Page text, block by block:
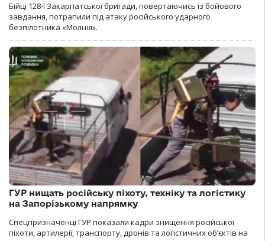
Бійці 128-ї Закарпатської бригади, повертаючись із бойового
завдання, потрапили під атаку російського ударного
безпілотника «Молнія».
ГУР нищать російську піхоту, техніку та логістику
на Запорізькому напрямку
Спецпризначенці ГУР показали кадри знищення російської
піхоти, артилерії, транспорту, дронів та логістичних об’єктів на